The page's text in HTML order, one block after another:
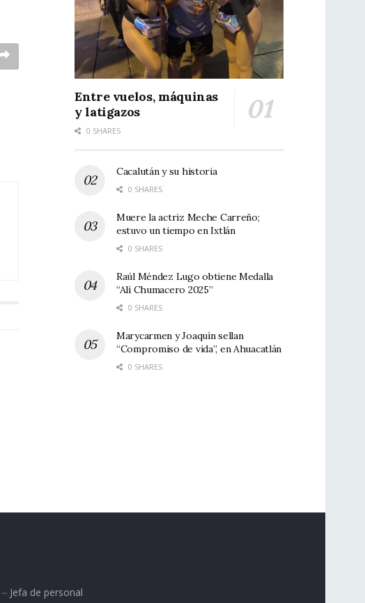
Entre vuelos, máquinas
y latigazos
0 SHARES
Cacalután y su historia
0 SHARES
Muere la actriz Meche Carreño;
estuvo un tiempo en Ixtlán
0 SHARES
Raúl Méndez Lugo obtiene Medalla
“Alí Chumacero 2025”
0 SHARES
Marycarmen y Joaquín sellan
“Compromiso de vida”, en Ahuacatlán
0 SHARES
Jefa de personal